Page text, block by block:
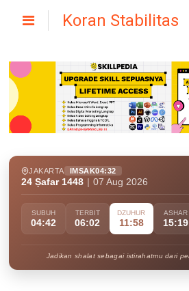
Koran Stabilitas
JAKARTA IMSAK04:32
24 Ṣafar 1448 07 Aug 2026
SUBUH
04:42
TERBIT
06:02
DZUHUR
11:58
ASHAR
15:19
Jadikan shalat sebagai istirahatmu dari